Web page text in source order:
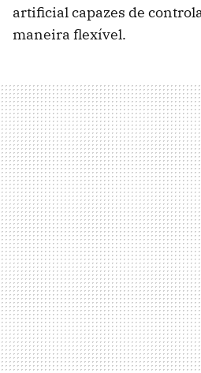
artificial capazes de
maneira flexível.